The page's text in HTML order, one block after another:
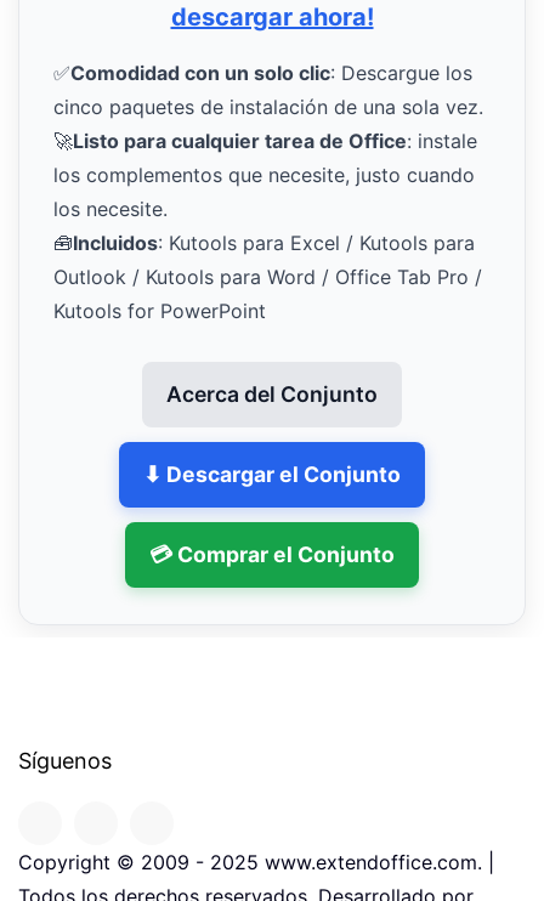
descargar ahora!
✅Comodidad con un solo clic: Descargue los
cinco paquetes de instalación de una sola vez.
🚀Listo para cualquier tarea de Office: instale
los complementos que necesite, justo cuando
los necesite.
🧰Incluidos: Kutools para Excel / Kutools para
Outlook / Kutools para Word / Office Tab Pro /
Kutools for PowerPoint
Acerca del Conjunto
⬇ Descargar el Conjunto
💳 Comprar el Conjunto
Síguenos
Copyright © 2009 - 2025 www.extendoffice.com. |
Todos los derechos reservados. Desarrollado por